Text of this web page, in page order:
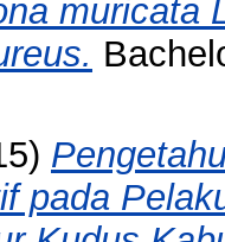
muricata
pada